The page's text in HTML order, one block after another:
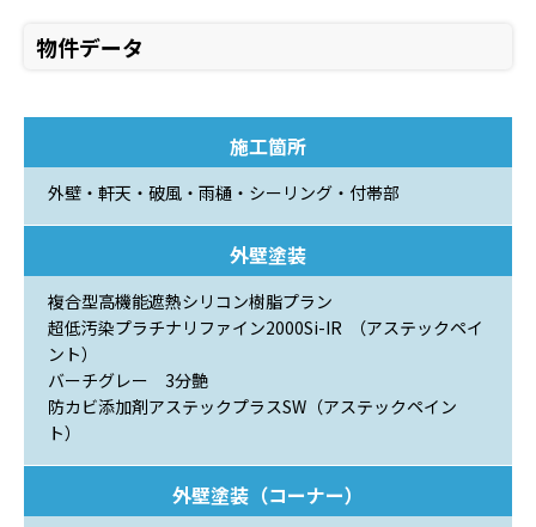
物件データ
施工箇所
外壁・軒天・破風・雨樋・シーリング・付帯部
外壁塗装
複合型高機能遮熱シリコン樹脂プラン
超低汚染プラチナリファイン2000Si-IR （アステックペイ
ント）
バーチグレー 3分艶
防カビ添加剤アステックプラスSW（アステックペイン
ト）
外壁塗装（コーナー）